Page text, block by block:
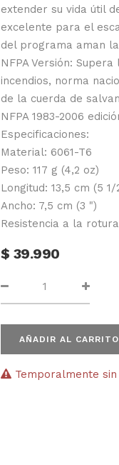
extender su vida útil
excelente para el
del programa aman
NFPA Versión:
incendios, norma
de la cuerda de
NFPA 1983-2006
Especificaciones:
Material: 6061-T6
Peso: 117 g (4,2 oz)
Longitud: 13,5 cm (5 1/
Ancho: 7,5 cm (3 ")
Resistencia a la
$ 39.990
AÑADIR AL CARRITO
Temporalmente sin